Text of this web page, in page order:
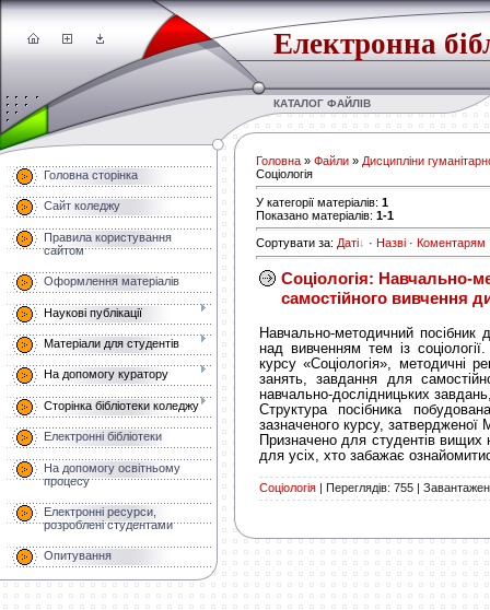
Електронна
КАТАЛОГ ФАЙЛІВ
Головна сторінка
Сайт коледжу
Правила користування
сайтом
Оформлення матеріалів
Наукові публікації
Матеріали для студентів
На допомогу куратору
Сторінка бібліотеки коледжу
Електронні бібліотеки
На допомогу освітньому
процесу
Електронні ресурси,
розроблені студентами
Опитування
Головна » Файли » Дисципліни
Соціологія
У категорії матеріалів: 1
Показано матеріалів: 1-1
Сортувати за: Даті · Назві · Коментарям
Соціологія: Навчально-
самостійного вивчення
Навчально-методичний
над вивченням тем із
курсу «Соціологія», методичні
занять, завдання для
навчально-дослідницьких
Структура посібника
зазначеного курсу, затвердженої
Призначено для студентів вищих
для усіх, хто забажає
Соціологія Переглядів: 755